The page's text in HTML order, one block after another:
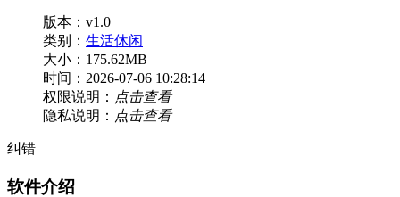
版本：v1.0
类别： 生活休闲
大小：175.62MB
时间：2026-07-06 10:28:14
权限说明： 点击查看
隐私说明： 点击查看
纠错
软件介绍